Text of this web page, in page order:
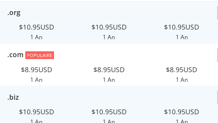
.org
$10.95USD
1 An
$10.95USD
1 An
$10.95USD
1 An
.com POPULAIRE
$8.95USD
1 An
$8.95USD
1 An
$8.95USD
1 An
.biz
$10.95USD
$10.95USD $10.95USD